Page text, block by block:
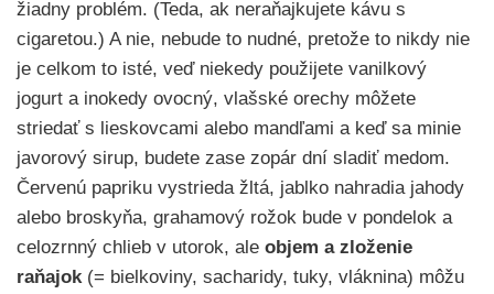
žiadny problém. (Teda, ak neraňajkujete kávu s
cigaretou.) A nie, nebude to nudné, pretože to nikdy nie
je celkom to isté, veď niekedy použijete vanilkový
jogurt a inokedy ovocný, vlašské orechy môžete
striedať s lieskovcami alebo mandľami a keď sa minie
javorový sirup, budete zase zopár dní sladiť medom.
Červenú papriku vystrieda žltá, jablko nahradia jahody
alebo broskyňa, grahamový rožok bude v pondelok a
celozrnný chlieb v utorok, ale objem a zloženie
raňajok (= bielkoviny, sacharidy, tuky, vláknina) môžu